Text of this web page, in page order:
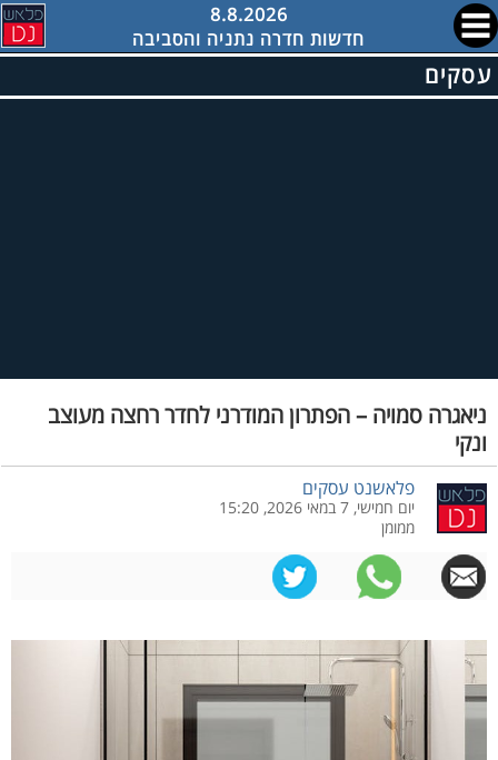
8.8.2026
חדשות חדרה נתניה והסביבה
עסקים
ניאגרה סמויה – הפתרון המודרני לחדר רחצה מעוצב
ונקי
פלאשנט עסקים
יום חמישי, 7 במאי 2026, 15:20
ממומן